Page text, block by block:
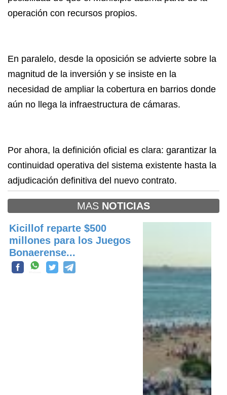
operación con recursos propios.
En paralelo, desde la oposición se advierte sobre la
magnitud de la inversión y se insiste en la
necesidad de ampliar la cobertura en barrios donde
aún no llega la infraestructura de cámaras.
Por ahora, la definición oficial es clara: garantizar la
continuidad operativa del sistema existente hasta la
adjudicación definitiva del nuevo contrato.
MAS NOTICIAS
Kicillof reparte $500
millones para los Juegos
Bonaerense...